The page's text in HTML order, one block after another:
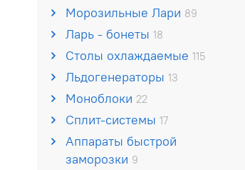
Морозильные Лари 89
Ларь - бонеты 18
Столы охлаждаемые 115
Льдогенераторы 13
Моноблоки 22
Сплит-системы 17
Аппараты быстрой
заморозки 9